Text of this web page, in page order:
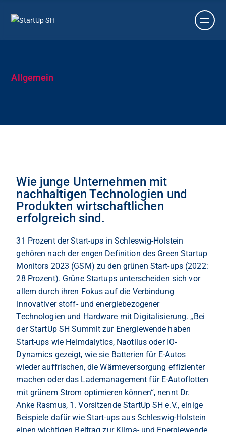
Allgemein
Wie junge Unternehmen mit
nachhaltigen Technologien und
Produkten wirtschaftlichen
erfolgreich sind.
31 Prozent der Start-ups in Schleswig-Holstein
gehören nach der engen Definition des Green Startup
Monitors 2023 (GSM) zu den grünen Start-ups (2022:
28 Prozent). Grüne Startups unterscheiden sich vor
allem durch ihren Fokus auf die Verbindung
innovativer stoff- und energiebezogener
Technologien und Hardware mit Digitalisierung. „Bei
der StartUp SH Summit zur Energiewende haben
Start-ups wie Heimdalytics, Naotilus oder IO-
Dynamics gezeigt, wie sie Batterien für E-Autos
wieder auffrischen, die Wärmeversorgung effizienter
machen oder das Lademanagement für E-Autoflotten
mit grünem Strom optimieren können“, nennt Dr.
Anke Rasmus, 1. Vorsitzende StartUp SH e.V., einige
Beispiele dafür wie Start-ups aus Schleswig-Holstein